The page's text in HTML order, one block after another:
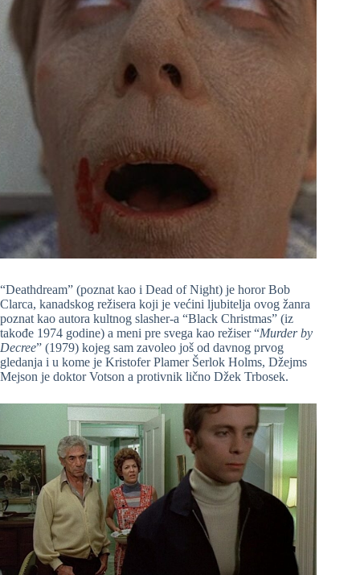
“Deathdream” (poznat kao i Dead of Night) je horor Bob
Clarca, kanadskog režisera koji je većini ljubitelja ovog žanra
poznat kao autora kultnog slasher-a “Black Christmas” (iz
takođe 1974 godine) a meni pre svega kao režiser “Murder by
Decree” (1979) kojeg sam zavoleo još od davnog prvog
gledanja i u kome je Kristofer Plamer Šerlok Holms, Džejms
Mejson je doktor Votson a protivnik lično Džek Trbosek.